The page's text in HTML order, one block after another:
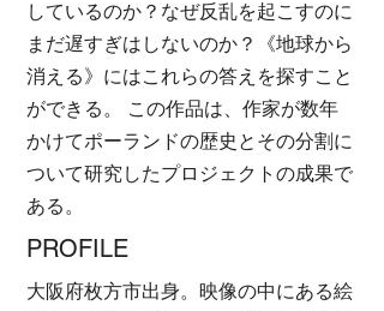
しているのか？なぜ反乱を起こすのに
まだ遅すぎはしないのか？《地球から
消える》にはこれらの答えを探すこと
ができる。 この作品は、作家が数年
かけてポーランドの歴史とその分割に
ついて研究したプロジェクトの成果で
ある。
PROFILE
大阪府枚方市出身。映像の中にある絵